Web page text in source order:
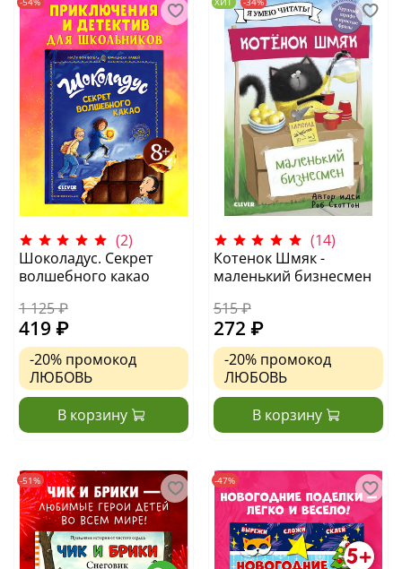
-54%
(2)
Шоколадус. Секрет
волшебного какао
1 125 ₽
419 ₽
-20% промокод
ЛЮБОВЬ
В корзину
ХИТ -34%
(14)
Котенок Шмяк -
маленький бизнесмен
515 ₽
272 ₽
-20% промокод
ЛЮБОВЬ
В корзину
-51% -47%